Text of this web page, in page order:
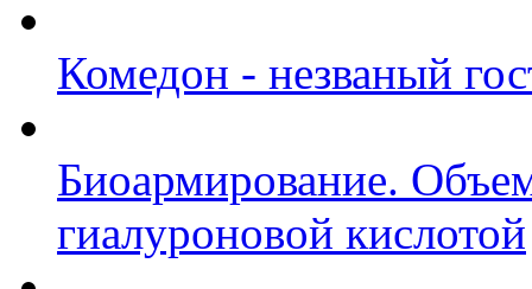
Комедон - незваный
Биоармирование.
гиалуроновой кислотой